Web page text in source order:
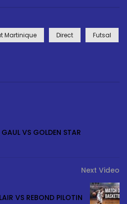
Martinique Direct Futsal
GAUL VS GOLDEN STAR
Next Video
VS REBOND PILOTIN